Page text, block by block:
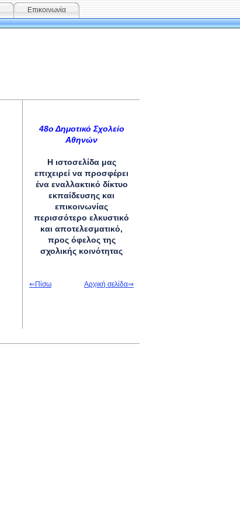
Επικοινωνία
48ο Δημοτικό Σχολείο
Αθηνών
Η ιστοσελίδα μας
επιχειρεί να προσφέρει
ένα εναλλακτικό δίκτυο
εκπαίδευσης και
επικοινωνίας
περισσότερο ελκυστικό
και αποτελεσματικό,
προς όφελος της
σχολικής κοινότητας
⇐Πίσω Αρχική σελίδα⇒